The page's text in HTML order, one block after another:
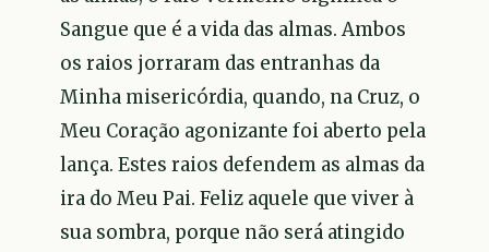
Sangue que é a vida das almas. Ambos
os raios jorraram das entranhas da
Minha misericórdia, quando, na Cruz, o
Meu Coração agonizante foi aberto pela
lança. Estes raios defendem as almas da
ira do Meu Pai. Feliz aquele que viver à
sua sombra, porque não será atingido